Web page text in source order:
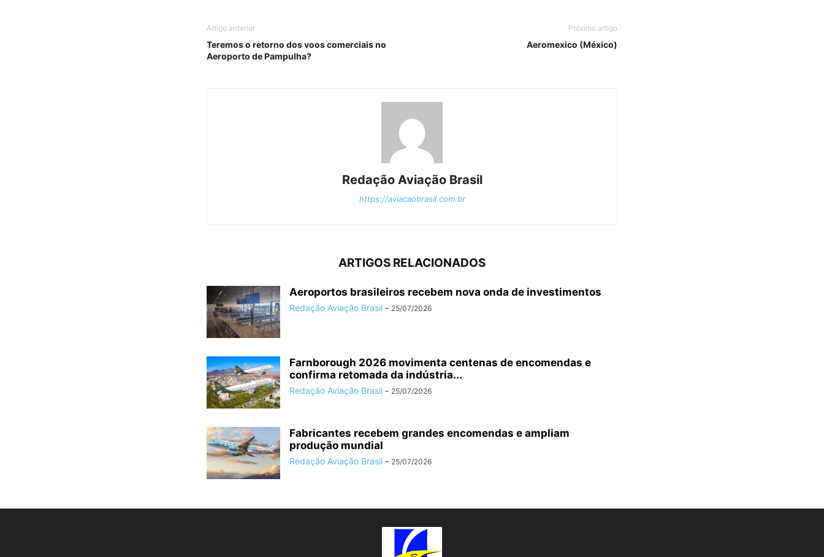
Artigo anterior
Teremos o retorno dos voos comerciais no
Aeroporto de Pampulha?
Próximo artigo
Aeromexico (México)
Redação Aviação Brasil
https://aviacaobrasil.com.br
ARTIGOS RELACIONADOS
Aeroportos brasileiros recebem nova onda de investimentos
Redação Aviação Brasil - 25/07/2026
Farnborough 2026 movimenta centenas de encomendas e
confirma retomada da indústria...
Redação Aviação Brasil - 25/07/2026
Fabricantes recebem grandes encomendas e ampliam
produção mundial
Redação Aviação Brasil - 25/07/2026